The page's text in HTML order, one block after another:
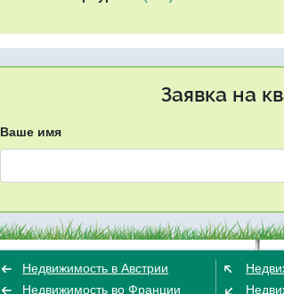
Заявка на
Ваше имя
Недвижимость в Австрии
Недвижимость во Франции